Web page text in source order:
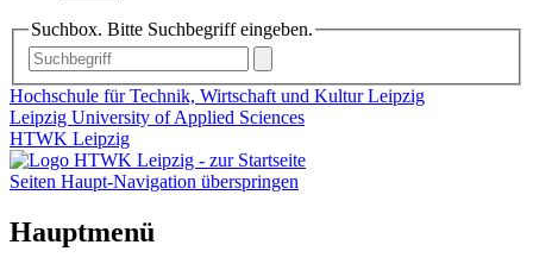
Suchbox. Bitte Suchbegriff eingeben.
Hochschule für Technik, Wirtschaft und Kultur Leipzig
Leipzig University of Applied Sciences
HTWK Leipzig
Seiten Haupt-Navigation überspringen
Hauptmenü